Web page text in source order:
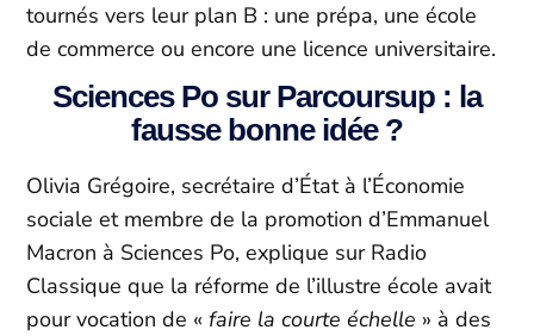
tournés vers leur plan B : une prépa, une école
de commerce ou encore une licence universitaire.
Sciences Po sur Parcoursup : la
fausse bonne idée ?
Olivia Grégoire, secrétaire d’État à l’Économie
sociale et membre de la promotion d’Emmanuel
Macron à Sciences Po, explique sur Radio
Classique que la réforme de l’illustre école avait
pour vocation de «faire la courte échelle » à des